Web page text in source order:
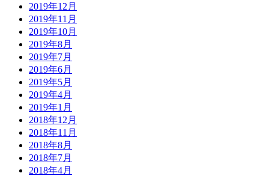
2019年12月
2019年11月
2019年10月
2019年8月
2019年7月
2019年6月
2019年5月
2019年4月
2019年1月
2018年12月
2018年11月
2018年8月
2018年7月
2018年4月